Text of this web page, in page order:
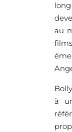
au
à